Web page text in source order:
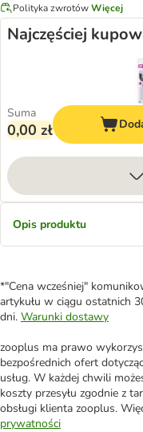
Polityka zwrotówWięcej
Najczęściej
Suma
0,00 zł
Opis produktu
*"Cena wcześniej"
artykułu w ciągu ostatnich
dni. Warunki dostawy
zooplus ma prawo
bezpośrednich ofert
usług. W każdej chwili
koszty przesyłu zgodnie z
obsługi klienta zooplus.
prywatności